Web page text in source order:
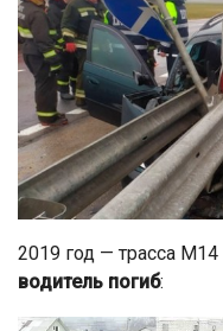
2019 год — трасса
водитель погиб: